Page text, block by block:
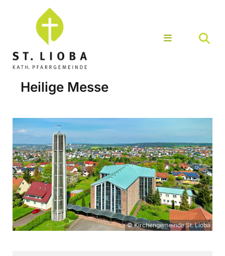
Heilige Messe
© Kirchengemeinde St. Lioba